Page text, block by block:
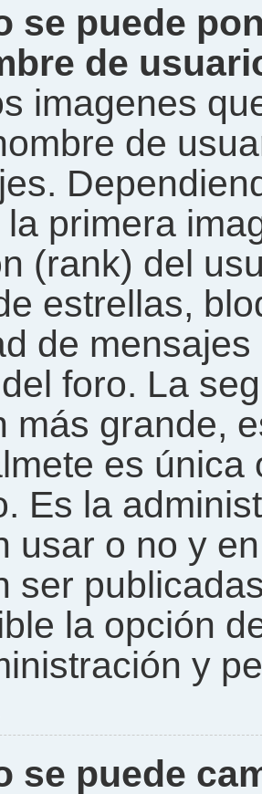
se puede
de
imagenes
de
la primera
(rank) del
estrellas,
de
foro. La
más grande,
es única
Es la
usar o no y
ser
la opción
y
se puede